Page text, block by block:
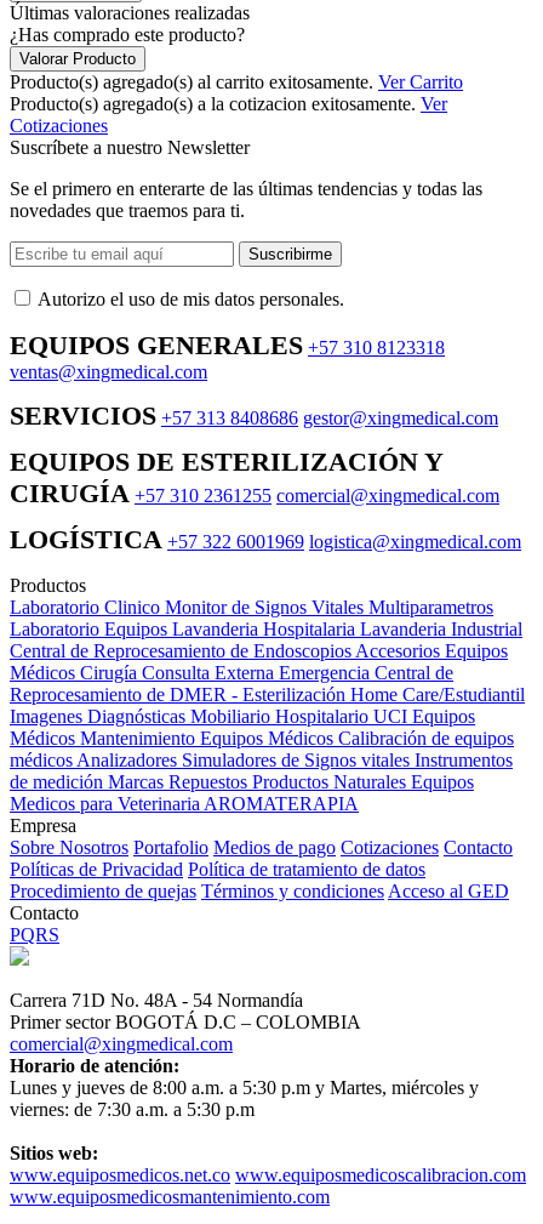
Últimas valoraciones realizadas
¿Has comprado este producto?
Valorar Producto
Producto(s) agregado(s) al carrito exitosamente. Ver Carrito
Producto(s) agregado(s) a la cotizacion exitosamente. Ver
Cotizaciones
Suscríbete a nuestro Newsletter
Se el primero en enterarte de las últimas tendencias y todas las
novedades que traemos para ti.
Suscribirme
Autorizo ​​el uso de mis datos personales.
EQUIPOS GENERALES +57 310 8123318
ventas@xingmedical.com
SERVICIOS +57 313 8408686 gestor@xingmedical.com
EQUIPOS DE ESTERILIZACIÓN Y
CIRUGÍA +57 310 2361255 comercial@xingmedical.com
LOGÍSTICA +57 322 6001969 logistica@xingmedical.com
Productos
Laboratorio Clinico Monitor de Signos Vitales Multiparametros
Laboratorio Equipos Lavanderia Hospitalaria Lavanderia Industrial
Central de Reprocesamiento de Endoscopios Accesorios Equipos
Médicos Cirugía Consulta Externa Emergencia Central de
Reprocesamiento de DMER - Esterilización Home Care/Estudiantil
Imagenes Diagnósticas Mobiliario Hospitalario UCI Equipos
Médicos Mantenimiento Equipos Médicos Calibración de equipos
médicos Analizadores Simuladores de Signos vitales Instrumentos
de medición Marcas Repuestos Productos Naturales Equipos
Medicos para Veterinaria AROMATERAPIA
Empresa
Sobre Nosotros Portafolio Medios de pago Cotizaciones Contacto
Políticas de Privacidad Política de tratamiento de datos
Procedimiento de quejas Términos y condiciones Acceso al GED
Contacto
PQRS
Carrera 71D No. 48A - 54 Normandía
Primer sector BOGOTÁ D.C – COLOMBIA
comercial@xingmedical.com
Horario de atención:
Lunes y jueves de 8:00 a.m. a 5:30 p.m y Martes, miércoles y
viernes: de 7:30 a.m. a 5:30 p.m
Sitios web:
www.equiposmedicos.net.co www.equiposmedicoscalibracion.com
www.equiposmedicosmantenimiento.com